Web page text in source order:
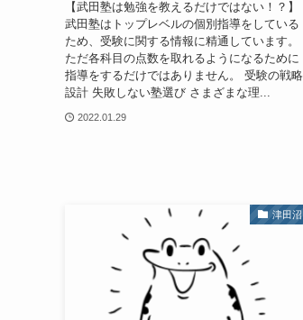
【武田塾は勉強を教えるだけではない！？】
武田塾はトップレベルの個別指導をしている
ため、受験に関する情報に精通しています。
ただ各科目の点数を取れるようになるために
指導をするだけではありません。 受験の戦略
設計 失敗しない塾選び さまざまな理...
2022.01.29
津田沼